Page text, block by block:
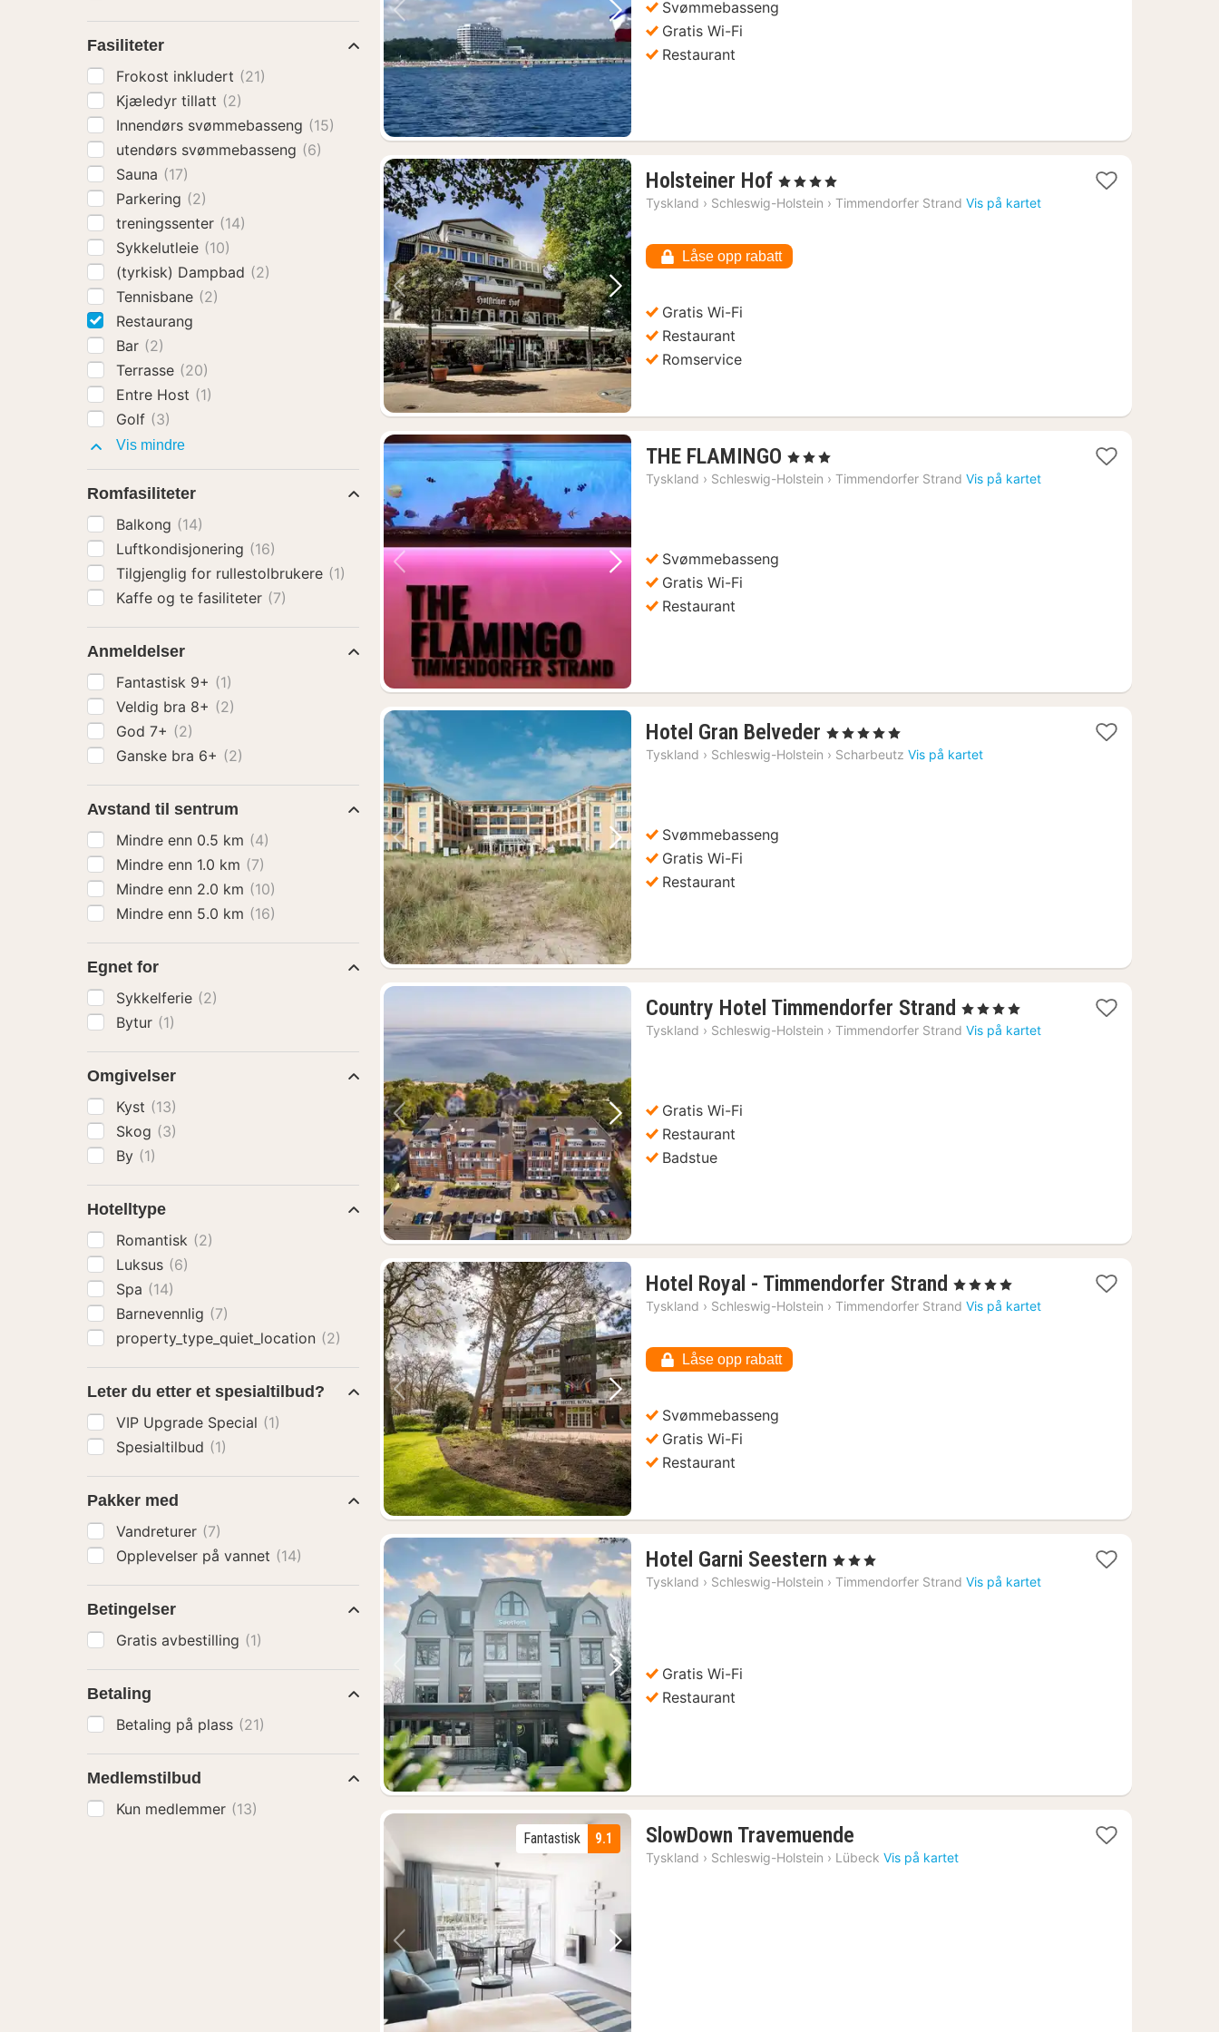
Forrige bilde Neste bilde
Svømmebasseng
Gratis Wi-Fi
Restaurant
Forrige bilde Neste bilde
Holsteiner Hof 1
natt
888
kr.
, 4 Stjerner
Tyskland › Schleswig-Holstein › Timmendorfer Strand Vis på kartet
Låse opp rabatt
Gratis Wi-Fi
Restaurant
Romservice
Forrige bilde Neste bilde
THE FLAMINGO 1
natt
, 3 Stjerner
Tyskland › Schleswig-Holstein › Timmendorfer Strand Vis på kartet
Svømmebasseng
Gratis Wi-Fi
Restaurant
Forrige bilde Neste bilde
Hotel Gran Belveder 1
natt
, 5 Stjerner
Tyskland › Schleswig-Holstein › Scharbeutz Vis på kartet
Svømmebasseng
Gratis Wi-Fi
Restaurant
Forrige bilde Neste bilde
Country Hotel Timmendorfer Strand 1
natt
, 4 Stjerner
Tyskland › Schleswig-Holstein › Timmendorfer Strand Vis på kartet
Gratis Wi-Fi
Restaurant
Badstue
Forrige bilde Neste bilde
Hotel Royal - Timmendorfer Strand 1
natt
, 4 Stjerner
Tyskland › Schleswig-Holstein › Timmendorfer Strand Vis på kartet
Låse opp rabatt
Svømmebasseng
Gratis Wi-Fi
Restaurant
Forrige bilde Neste bilde
Hotel Garni Seestern 1
natt
, 3 Stjerner
Tyskland › Schleswig-Holstein › Timmendorfer Strand Vis på kartet
Gratis Wi-Fi
Restaurant
Forrige bilde Neste bilde
9.1
Fantastisk SlowDown Travemuende
natt
Tyskland › Schleswig-Holstein › Lübeck Vis på kartet
Fasiliteter
Frokost inkludert (21)
Kjæledyr tillatt (2)
Innendørs svømmebasseng (15)
utendørs svømmebasseng (6)
Sauna (17)
Parkering (2)
treningssenter (14)
Sykkelutleie (10)
(tyrkisk) Dampbad (2)
Tennisbane (2)
Restaurang
Bar (2)
Terrasse (20)
Entre Host (1)
Golf (3)
Vis mindreFasiliteter
Romfasiliteter
Balkong (14)
Luftkondisjonering (16)
Tilgjenglig for rullestolbrukere (1)
Kaffe og te fasiliteter (7)
Anmeldelser
Fantastisk 9+ (1)
Veldig bra 8+ (2)
God 7+ (2)
Ganske bra 6+ (2)
Avstand til sentrum
Mindre enn 0.5 km (4)
Mindre enn 1.0 km (7)
Mindre enn 2.0 km (10)
Mindre enn 5.0 km (16)
Egnet for
Sykkelferie (2)
Bytur (1)
Omgivelser
Kyst (13)
Skog (3)
By (1)
Hotelltype
Romantisk (2)
Luksus (6)
Spa (14)
Barnevennlig (7)
property_type_quiet_location (2)
Leter du etter et spesialtilbud?
VIP Upgrade Special (1)
Spesialtilbud (1)
Pakker med
Vandreturer (7)
Opplevelser på vannet (14)
Betingelser
Gratis avbestilling (1)
Betaling
Betaling på plass (21)
Medlemstilbud
Kun medlemmer (13)